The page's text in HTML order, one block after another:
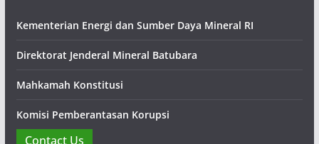
adalah PT Borneo Indobara (BIB), PT Mega Prima Persada
(MPP), PT Alamjaya BaraPratama (ABP), PT Rantaupanjang
Kementerian Energi dan Sumber Daya Mineral RI
Direktorat Jenderal Mineral Batubara
Mahkamah Konstitusi
Komisi Pemberantasan Korupsi
Contact Us